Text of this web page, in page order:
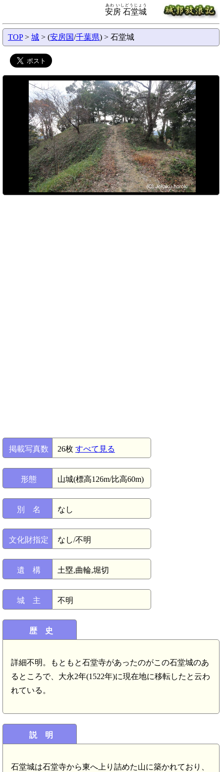
安房 石堂城
あわ いしどうじょう
TOP> 城 > (安房国/千葉県) > 石堂城
掲載写真数 26枚 すべて見る
形態 山城(標高126m/比高60m)
別 名 なし
文化財指定 なし/不明
遺 構 土塁,曲輪,堀切
城 主 不明
歴 史
詳細不明。もともと石堂寺があったのがこの石堂城のあ
るところで、大永2年(1522年)に現在地に移転したと云わ
れている。
説 明
石堂城は石堂寺から東へ上り詰めた山に築かれており、